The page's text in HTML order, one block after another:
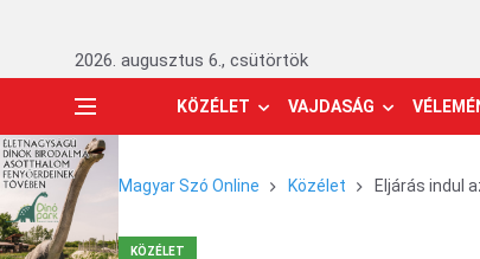
2026. augusztus 6., csütörtök
KÖZÉLET VAJDASÁG
Magyar Szó Online Közélet Eljárás indul
KÖZÉLET